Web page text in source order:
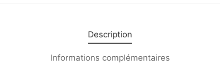
Description
Informations complémentaires